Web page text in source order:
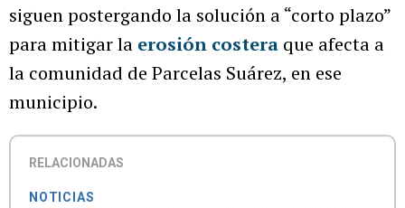
siguen postergando la solución a “corto plazo”
para mitigar la erosión costera que afecta a
la comunidad de Parcelas Suárez, en ese
municipio.
RELACIONADAS
NOTICIAS